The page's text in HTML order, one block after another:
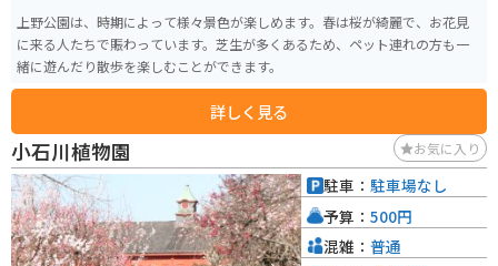
上野公園は、時期によって様々景色が楽しめます。春は桜が綺麗で、お花見
に来る人たちで賑わっています。芝生が多くあるため、ペット連れの方も一
緒に遊んだり散歩を楽しむことができます。
詳しく見る
小石川植物園 お気に入り
駐車： 駐車場なし
予算： 500円
混雑： 普通